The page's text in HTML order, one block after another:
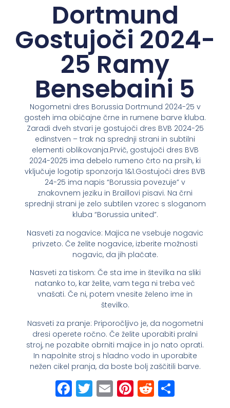
Dortmund
Gostujoči 2024-
25 Ramy
Bensebaini 5
Nogometni dres Borussia Dortmund 2024-25 v
gosteh ima običajne črne in rumene barve kluba.
Zaradi dveh stvari je gostujoči dres BVB 2024-25
edinstven – trak na sprednji strani in subtilni
elementi oblikovanja.Prvič, gostujoči dres BVB
2024-2025 ima debelo rumeno črto na prsih, ki
vključuje logotip sponzorja 1&1.Gostujoči dres BVB
24-25 ima napis “Borussia povezuje” v
znakovnem jeziku in Braillovi pisavi. Na črni
sprednji strani je zelo subtilen vzorec s sloganom
kluba “Borussia united”.
Nasveti za nogavice: Majica ne vsebuje nogavic
privzeto. Če želite nogavice, izberite možnosti
nogavic, da jih plačate.
Nasveti za tiskom: Če sta ime in številka na sliki
natanko to, kar želite, vam tega ni treba več
vnašati. Če ni, potem vnesite želeno ime in
številko.
Nasveti za pranje: Priporočljivo je, da nogometni
dresi operete ročno. Če želite uporabiti pralni
stroj, ne pozabite obrniti majice in jo nato oprati.
In napolnite stroj s hladno vodo in uporabite
nežen cikel pranja, da boste bolj zaščitili barve.
Facebook
Twitter
EmailPinterest
Reddit